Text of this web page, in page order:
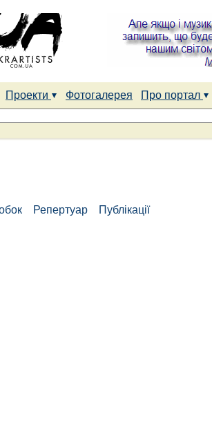
Проекти Фотогалерея Про портал
Репертуар Публікації